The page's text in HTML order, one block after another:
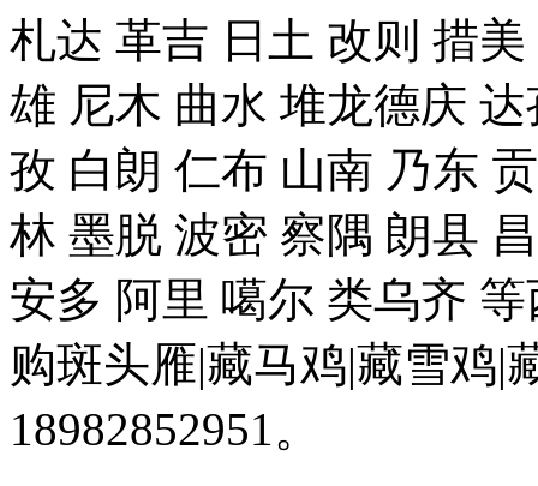
札达 革吉 日土 改则 措
雄 尼木 曲水 堆龙德庆
孜 白朗 仁布 山南 乃东
林 墨脱 波密 察隅 朗县
安多 阿里 噶尔 类乌齐
购斑头雁|藏马鸡|藏雪鸡|
18982852951。